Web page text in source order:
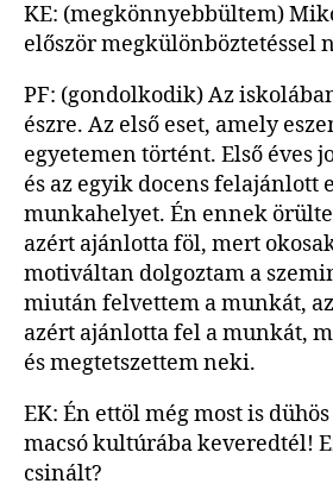
KE: (megkönnyebbültem)
először megkülönböztetéssel
PF: (gondolkodik) Az
észre. Az első eset, amely
egyetemen történt. Első éves
és az egyik docens felajánlott
munkahelyet. Én ennek
azért ajánlotta föl, mert
motiváltan dolgoztam a
miután felvettem a munkát,
azért ajánlotta fel a munkát,
és megtetszettem neki.
EK: Én ettöl még most is
macsó kultúrába keveredtél!
csinált?